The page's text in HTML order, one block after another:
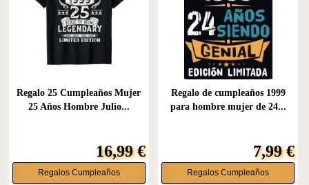
Regalo 25 Cumpleaños Mujer
25 Años Hombre Julio...
16,99 €
Regalos Cumpleaños
Regalo de cumpleaños 1999
para hombre mujer de 24...
7,99 €
Regalos Cumpleaños